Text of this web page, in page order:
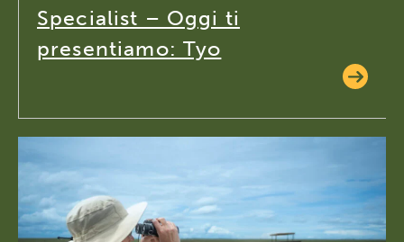
Specialist – Oggi ti
presentiamo: Tyo